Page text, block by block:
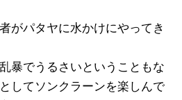
がパタヤに水かけにやってき
暴でうるさいということもな
してソンクラーンを楽しんで